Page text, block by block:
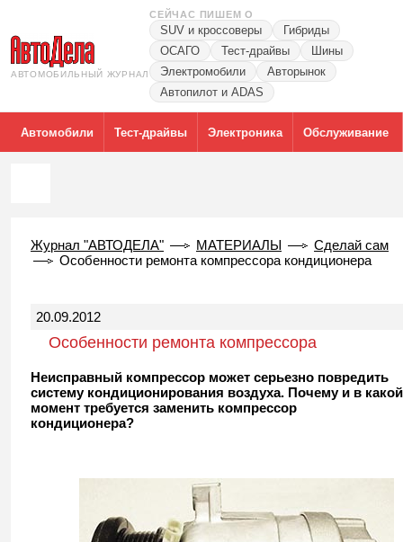
АВТОМОБИЛЬНЫЙ ЖУРНАЛ
СЕЙЧАС ПИШЕМ О
SUV и кроссоверы
Гибриды
ОСАГО
Тест-драйвы
Шины
Электромобили
Авторынок
Автопилот и ADAS
Автомобили Тест-драйвы Электроника Обслуживание
Журнал "АВТОДЕЛА" МАТЕРИАЛЫ
Сделай сам
Особенности ремонта компрессора кондиционера
20.09.2012
Особенности ремонта компрессора
кондиционера
Неисправный компрессор может серьезно повредить
систему кондиционирования воздуха. Почему и в какой
момент требуется заменить компрессор
кондиционера?